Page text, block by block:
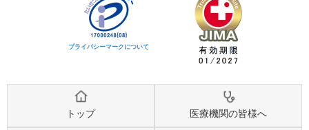
プライバシーマークについて
トップ 医療機関の皆様へ